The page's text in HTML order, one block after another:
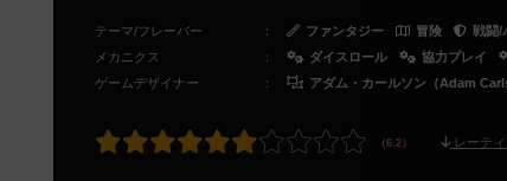
テーマ/フレーバー ： ファンタジー 冒険
戦闘/
メカニクス
： ダイスロール 協力プレイ
ゲームデザイナー
： アダム・カールソン（Adam
レーティ